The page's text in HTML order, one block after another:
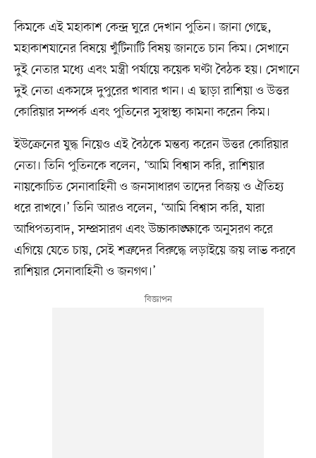
কিমকে এই মহাকাশ কেন্দ্র ঘুরে দেখান পুতিন। জানা গেছে,
মহাকাশযানের বিষয়ে খুঁটিনাটি বিষয় জানতে চান কিম। সেখানে
দুই নেতার মধ্যে এবং মন্ত্রী পর্যায়ে কয়েক ঘণ্টা বৈঠক হয়। সেখানে
দুই নেতা একসঙ্গে দুপুরের খাবার খান। এ ছাড়া রাশিয়া ও উত্তর
কোরিয়ার সম্পর্ক এবং পুতিনের সুস্বাস্থ্য কামনা করেন কিম।
ইউক্রেনের যুদ্ধ নিয়েও এই বৈঠকে মন্তব্য করেন উত্তর কোরিয়ার
নেতা। তিনি পুতিনকে বলেন, ‘আমি বিশ্বাস করি, রাশিয়ার
নায়কোচিত সেনাবাহিনী ও জনসাধারণ তাদের বিজয় ও ঐতিহ্য
ধরে রাখবে।’ তিনি আরও বলেন, ‘আমি বিশ্বাস করি, যারা
আধিপত্যবাদ, সম্প্রসারণ এবং উচ্চাকাঙ্ক্ষাকে অনুসরণ করে
এগিয়ে যেতে চায়, সেই শত্রুদের বিরুদ্ধে লড়াইয়ে জয় লাভ করবে
রাশিয়ার সেনাবাহিনী ও জনগণ।’